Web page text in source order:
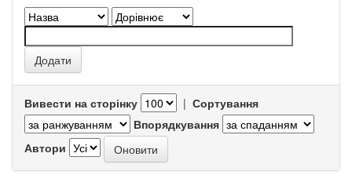
Вивести на сторінку | Сортування
Впорядкування
Автори